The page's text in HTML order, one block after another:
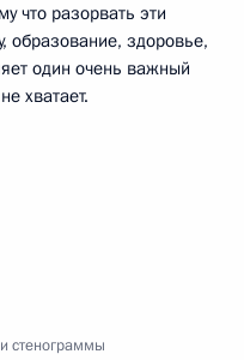
что разорвать эти
образование, здоровье,
один очень важный
хватает.
стенограммы